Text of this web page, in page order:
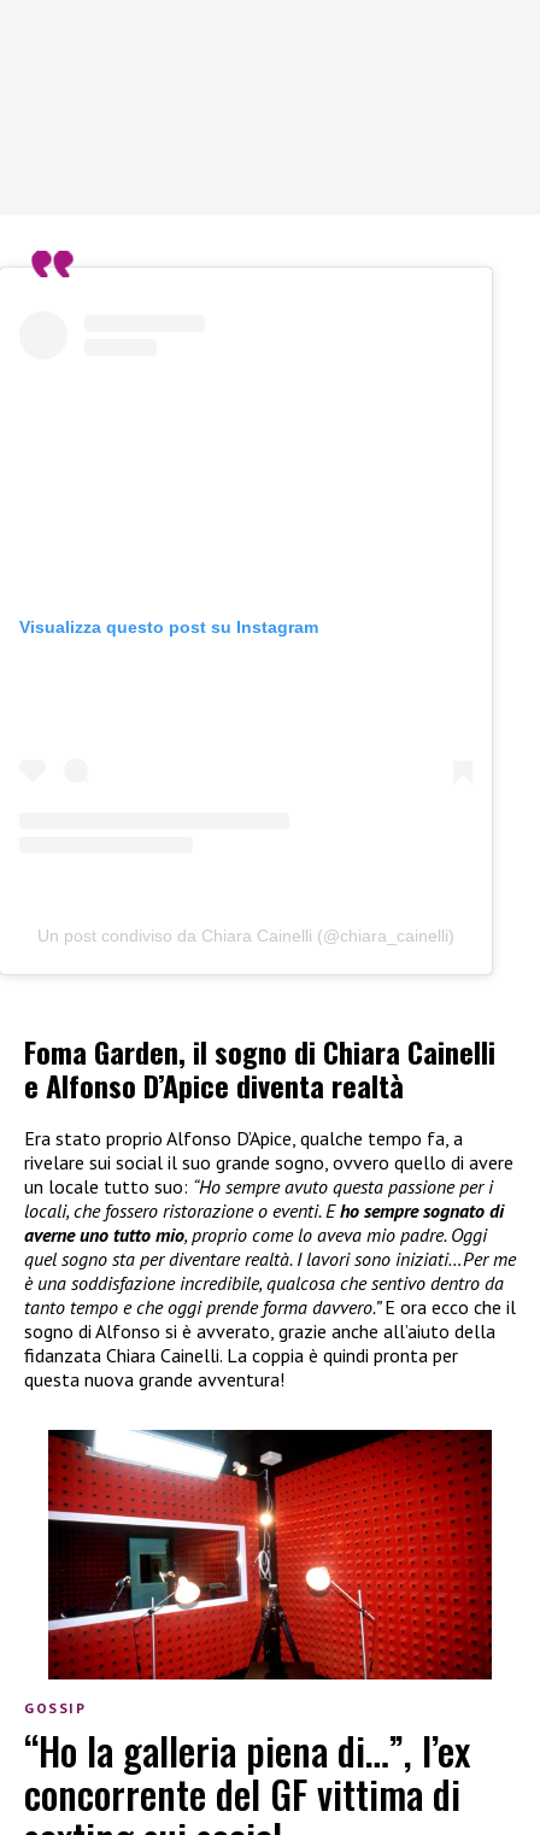
Visualizza questo post su Instagram
Un post condiviso da Chiara Cainelli (@chiara_cainelli)
Foma Garden, il sogno di Chiara Cainelli
e Alfonso D’Apice diventa realtà
Era stato proprio Alfonso D’Apice, qualche tempo fa, a
rivelare sui social il suo grande sogno, ovvero quello di avere
un locale tutto suo: “Ho sempre avuto questa passione per i
locali, che fossero ristorazione o eventi. Eho sempre sognato di
averne uno tutto mio, proprio come lo aveva mio padre. Oggi
quel sogno sta per diventare realtà. I lavori sono iniziati…Per me
è una soddisfazione incredibile, qualcosa che sentivo dentro da
tanto tempo e che oggi prende forma davvero.”E ora ecco che il
sogno di Alfonso si è avverato, grazie anche all’aiuto della
fidanzata Chiara Cainelli. La coppia è quindi pronta per
questa nuova grande avventura!
GOSSIP
“Ho la galleria piena di…”, l’ex
concorrente del GF vittima di